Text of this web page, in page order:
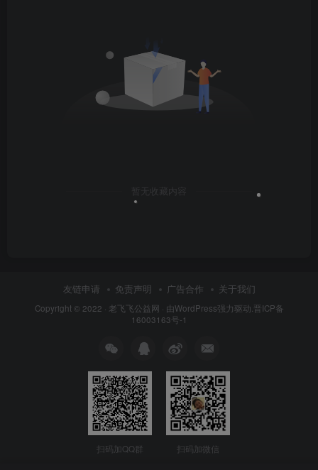
暂无收藏内容
友链申请 免责声明 广告合作 关于我们
Copyright © 2022 · 老飞飞公益网 · 由WordPress强力驱动. 晋ICP备
16003163号-1
扫码加QQ群 扫码加微信